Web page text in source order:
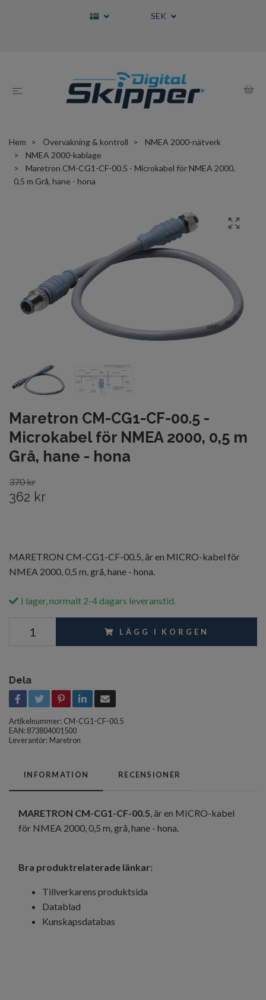
SEK
Hem Övervakning & kontroll
NMEA 2000-nätverk
NMEA 2000-kablage
Maretron CM-CG1-CF-00.5 - Microkabel för NMEA 2000,
0,5 m Grå, hane - hona
Maretron CM-CG1-CF-00.5 -
Microkabel för NMEA 2000, 0,5 m
Grå, hane - hona
370 kr
362 kr
MARETRON CM-CG1-CF-00.5, är en MICRO-kabel för
NMEA 2000, 0,5 m, grå, hane - hona.
I lager, normalt 2-4 dagars leveranstid.
LÄGG I KORGEN
Dela
Artikelnummer: CM-CG1-CF-00.5
EAN: 873804001500
Leverantör: Maretron
INFORMATION RECENSIONER
MARETRON CM-CG1-CF-00.5 , är en MICRO-kabel
för NMEA 2000, 0,5 m, grå, hane - hona.
Bra produktrelaterade länkar:
Tillverkarens produktsida
Datablad
Kunskapsdatabas